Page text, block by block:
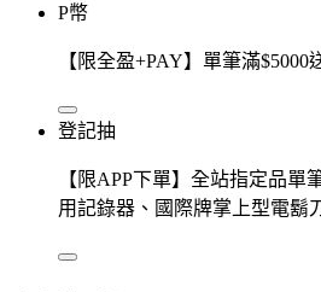
P幣
【限全盈+PAY】單筆滿$5000
登記抽
【限APP下單】全站指定品單
用記錄器、國際牌掌上型電鬍